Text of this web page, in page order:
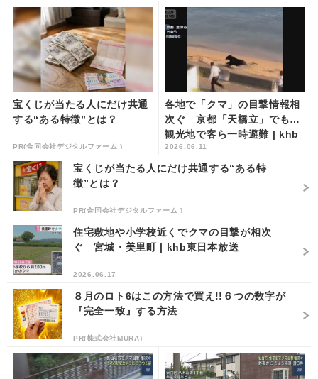
宝くじが当たる人にだけ共通
する“ある特徴”とは？
PR(合同会社デジタルファーム )
各地で「クマ」の目撃情報相
次ぐ 京都「天橋立」でも…
観光地で客ら一時避難 | khb
東日本放送
2026.06.11
宝くじが当たる人にだけ共通する“ある特
徴”とは？
PR(合同会社デジタルファーム )
住宅敷地や小学校近くでクマの目撃が相次
ぐ 宮城・美里町 | khb東日本放送
2026.06.17
８月のロト6はこの方法で買え!!６つの数字が
『完全一致』する方法
PR(株式会社MURA)